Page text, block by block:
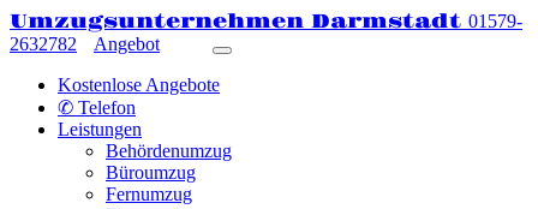
Umzugsunternehmen Darmstadt 01579-
2632782
Angebot
Kostenlose Angebote
✆ Telefon
Leistungen
Behördenumzug
Büroumzug
Fernumzug